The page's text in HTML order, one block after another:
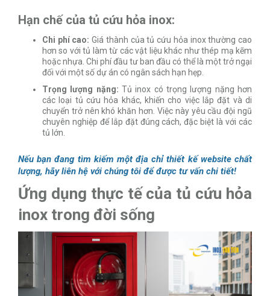
Hạn chế của tủ cứu hỏa inox:
Chi phí cao: Giá thành của tủ cứu hỏa inox thường cao
hơn so với tủ làm từ các vật liệu khác như thép mạ kẽm
hoặc nhựa. Chi phí đầu tư ban đầu có thể là một trở ngại
đối với một số dự án có ngân sách hạn hẹp.
Trọng lượng nặng: Tủ inox có trọng lượng nặng hơn
các loại tủ cứu hỏa khác, khiến cho việc lắp đặt và di
chuyển trở nên khó khăn hơn. Việc này yêu cầu đội ngũ
chuyên nghiệp để lắp đặt đúng cách, đặc biệt là với các
tủ lớn.
Nếu bạn đang tìm kiếm một địa chỉ thiết kế website chất
lượng, hãy liên hệ với chúng tôi để được tư vấn chi tiết!
Ứng dụng thực tế của tủ cứu hỏa
inox trong đời sống